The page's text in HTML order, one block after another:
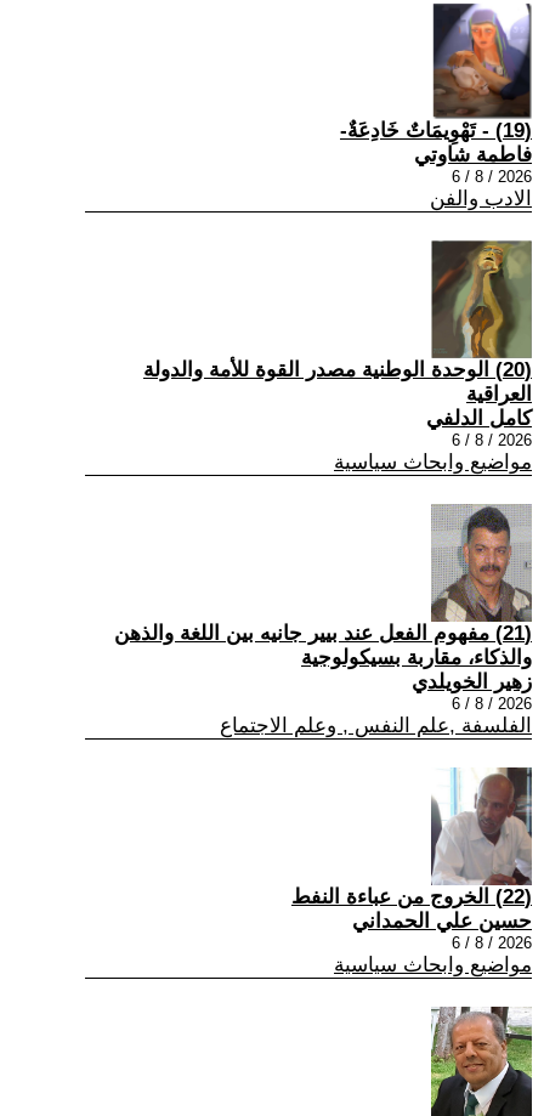
(19) - تَهْوِيمَاتٌ خَادِعَةٌ-
فاطمة شاوتي
2026 / 8 / 6
الادب والفن
(20) الوحدة الوطنية مصدر القوة للأمة والدولة
العراقية
كامل الدلفي
2026 / 8 / 6
مواضيع وابحاث سياسية
(21) مفهوم الفعل عند بيير جانيه بين اللغة والذهن
والذكاء، مقاربة بسيكولوجية
زهير الخويلدي
2026 / 8 / 6
الفلسفة ,علم النفس , وعلم الاجتماع
(22) الخروج من عباءة النفط
حسين علي الحمداني
2026 / 8 / 6
مواضيع وابحاث سياسية